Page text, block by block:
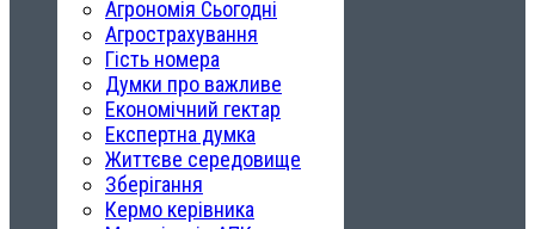
Агрономія Сьогодні
Агрострахування
Гість номера
Думки про важливе
Економічний гектар
Експертна думка
Життєве середовище
Зберігання
Кермо керівника